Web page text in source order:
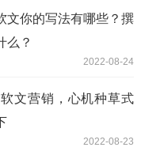
文你的写法有哪些？撰
么？
2022-08-24
文营销，心机种草式
2022-08-23